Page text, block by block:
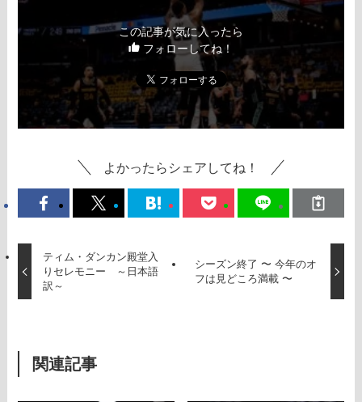
この記事が気に入ったら
フォローしてね！
よかったらシェアしてね！
ティム・ダンカン殿堂入
りセレモニー ～日本語
訳～
シーズン終了 〜 今年のオ
フは見どころ満載 〜
関連記事